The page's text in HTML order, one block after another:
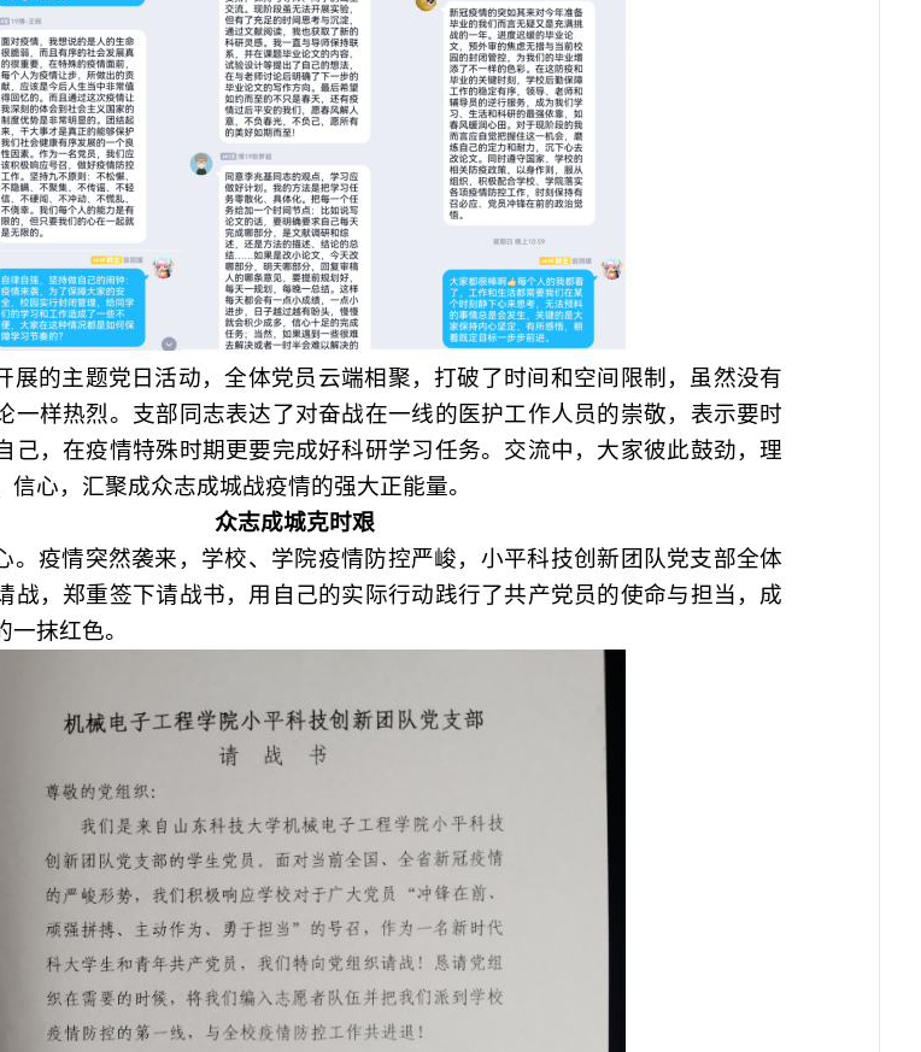
展的主题党日活动，全体党员云端相聚，打破了时间和空间限制，虽然没有
一样热烈。支部同志表达了对奋战在一线的医护工作人员的崇敬，表示要时
己，在疫情特殊时期更要完成好科研学习任务。交流中，大家彼此鼓劲，理
心，汇聚成众志成城战疫情的强大正能量。
众志成城克时艰
。疫情突然袭来，学校、学院疫情防控严峻，小平科技创新团队党支部全体
战，郑重签下请战书，用自己的实际行动践行了共产党员的使命与担当，成
抹红色。